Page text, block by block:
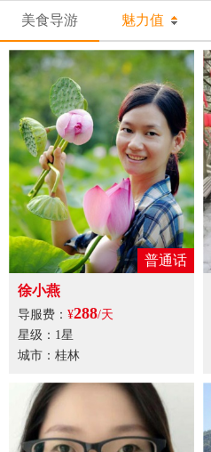
美食导游 魅力值
普通话
徐小燕
导服费： ¥288/天
星级：1星
城市：桂林